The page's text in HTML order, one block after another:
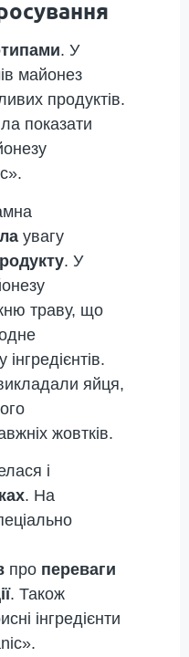
. У
майонез
продуктів.
показати
увагу
. У
траву, що
яйця,
жовтків.
і
. На
про переваги
. Також
інгредієнти